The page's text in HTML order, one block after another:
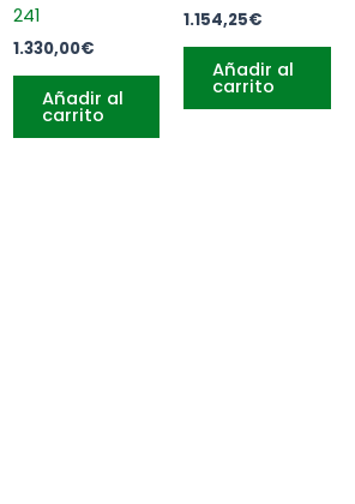
241
1.330,00€
Añadir al
carrito
1.154,25€
Añadir al
carrito